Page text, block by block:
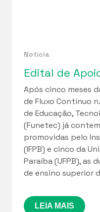
Notícia
Após cinco meses
de Fluxo Contínuo
de Educação,
(Funetec) já
promovidas pelo
(IFPB) e cinco da
Paraíba (UFPB), as
de ensino superior
LEIA MAIS